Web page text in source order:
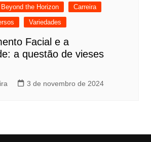
Beyond the Horizon
Carreira
Variedades
Facial e a
a questão de vieses
3 de novembro de 2024